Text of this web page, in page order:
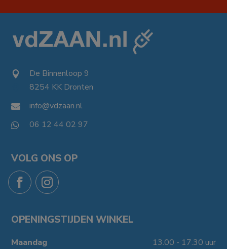
 De Binnenloop 9
8254 KK Dronten
 info@vdzaan.nl
 06 12 44 02 97
VOLG ONS OP
OPENINGSTIJDEN WINKEL
Maandag
13.00 - 17.30 uur